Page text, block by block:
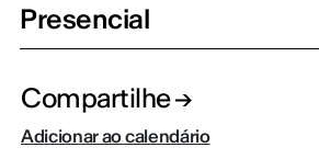
Presencial
Compartilhe
Adicionar ao calendário